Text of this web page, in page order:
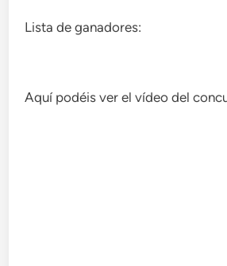
Lista de ganadores:
Aquí podéis ver el vídeo del